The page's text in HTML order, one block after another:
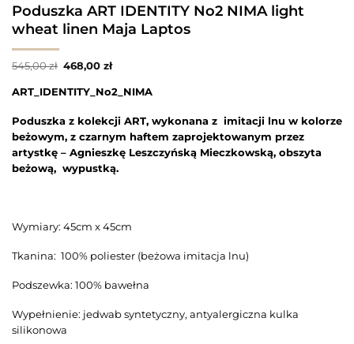
Poduszka ART IDENTITY No2 NIMA light
wheat linen Maja Laptos
545,00zł Pierwotna
cena
wynosiła:
545,00 zł.
468,00 złAktualna
wynosi:
468,00 zł.
ART_IDENTITY_No2_NIMA
Poduszka z kolekcji ART, wykonana z imitacji lnu w kolorze
beżowym, z czarnym haftem zaprojektowanym przez
artystkę – Agnieszkę Leszczyńską Mieczkowską, obszyta
beżową, wypustką.
Wymiary: 45cm x 45cm
Tkanina: 100% poliester (beżowa imitacja lnu)
Podszewka: 100% bawełna
Wypełnienie: jedwab syntetyczny, antyalergiczna kulka
silikonowa